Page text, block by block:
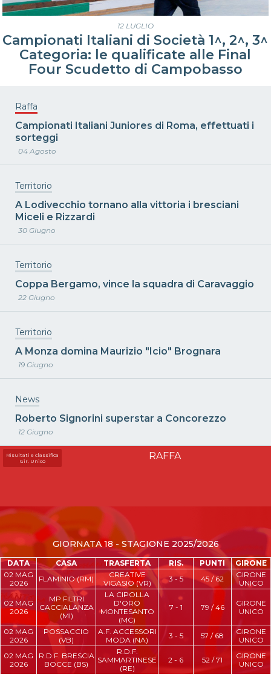
12 LUGLIO
Campionati Italiani di Società 1^, 2^, 3^
Categoria: le qualificate alle Final
Four Scudetto di Campobasso
Raffa
Campionati Italiani Juniores di Roma, effettuati i
sorteggi
04 Agosto
Territorio
A Lodivecchio tornano alla vittoria i bresciani
Miceli e Rizzardi
30 Giugno
Territorio
Coppa Bergamo, vince la squadra di Caravaggio
22 Giugno
Territorio
A Monza domina Maurizio "Icio" Brognara
19 Giugno
News
Roberto Signorini superstar a Concorezzo
12 Giugno
RAFFA
Risultati e classifica
Gir. Unico
GIORNATA 18 - STAGIONE 2025/2026
DATA CASA TRASFERTA RIS. PUNTI
GIRONE
02 MAG
2026
FLAMINIO (RM)
CREATIVE
VIGASIO (VR)
3 - 5 45 / 62
GIRONE
UNICO
02 MAG
2026
MP FILTRI
CACCIALANZA
(MI)
LA CIPOLLA
D'ORO
MONTESANTO
(MC)
7 - 1 79 / 46
GIRONE
UNICO
02 MAG
2026
POSSACCIO
(VB)
A.F. ACCESSORI
MODA (NA)
3 - 5 57 / 68
GIRONE
UNICO
02 MAG
2026
R.D.F. BRESCIA
BOCCE (BS)
R.D.F.
SAMMARTINESE
(RE)
2 - 6 52 / 71
GIRONE
UNICO